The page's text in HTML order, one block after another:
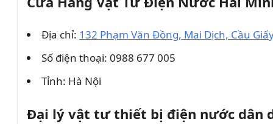
Địa chỉ: 132 Phạm Văn Đồng, Mai Dịch, Cầu
Số điện thoại: 0988 677 005
Tỉnh: Hà Nội
Đại lý vật tư thiết bị điện nước dân